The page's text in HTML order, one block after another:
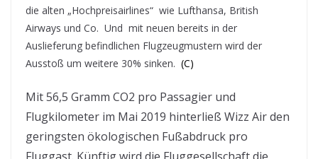
die alten „Hochpreisairlines“ wie Lufthansa, British
Airways und Co. Und mit neuen bereits in der
Auslieferung befindlichen Flugzeugmustern wird der
Ausstoß um weitere 30% sinken. (C)
Mit 56,5 Gramm CO2 pro Passagier und
Flugkilometer im Mai 2019 hinterließ Wizz Air den
geringsten ökologischen Fußabdruck pro